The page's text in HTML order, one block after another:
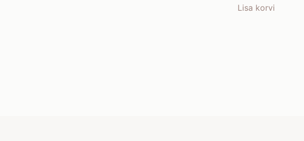
Lisa korvi